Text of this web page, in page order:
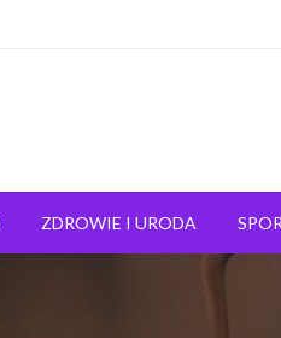
ZDROWIE I URODA